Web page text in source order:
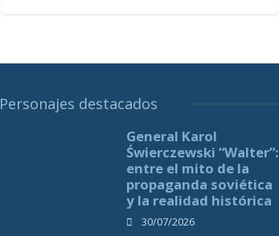
Personajes destacados
General Karol
Świerczewski “Walter”:
entre el mito de la
propaganda soviética
y la realidad histórica
30/07/2026